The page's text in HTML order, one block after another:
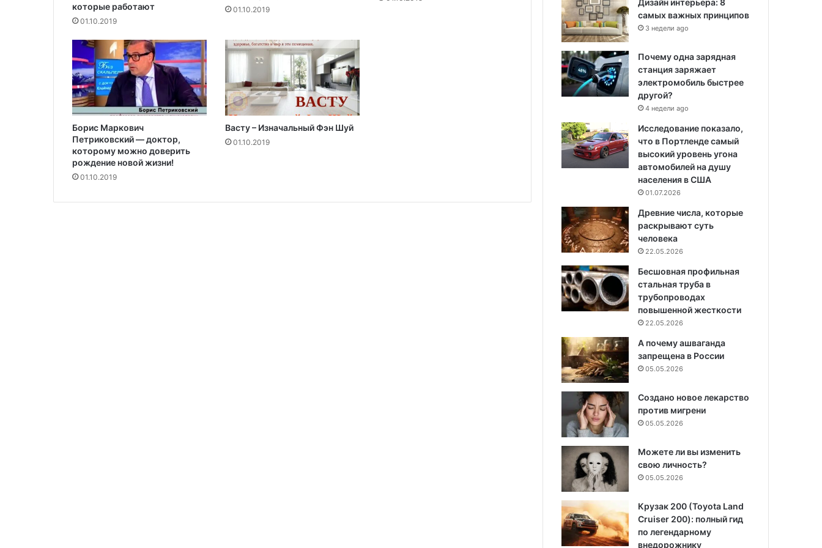
н
о
и
с
о
т
р
у
д
н
и
к
которые работают
01.10.2019
01.10.2019
Борис Маркович
Петриковский — доктор,
которому можно доверить
рождение новой жизни!
01.10.2019
Васту – Изначальный Фэн Шуй
01.10.2019
Дизайн интерьера: 8
самых важных принципов
3 недели ago
Почему одна зарядная
станция заряжает
электромобиль быстрее
другой?
4 недели ago
Исследование показало,
что в Портленде самый
высокий уровень угона
автомобилей на душу
населения в США
01.07.2026
Древние числа, которые
раскрывают суть
человека
22.05.2026
Бесшовная профильная
стальная труба в
трубопроводах
повышенной жесткости
22.05.2026
А почему ашваганда
запрещена в России
05.05.2026
Создано новое лекарство
против мигрени
05.05.2026
Можете ли вы изменить
свою личность?
05.05.2026
Крузак 200 (Toyota Land
Cruiser 200): полный гид
по легендарному
внедорожнику